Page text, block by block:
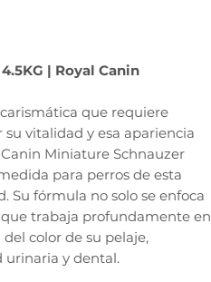
| Royal Canin
que requiere
vitalidad y esa apariencia
Miniature Schnauzer
para perros de esta
Su fórmula no solo se enfoca
trabaja profundamente en
color de su pelaje,
urinaria y dental.